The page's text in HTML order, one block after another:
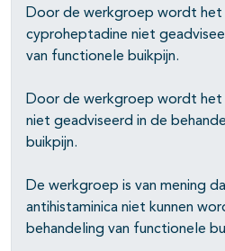
open- en dichtklappen
Door de werkgroep wordt het
cyproheptadine niet
van functionele buikpijn.
Door de werkgroep wordt
niet geadviseerd in de
buikpijn.
De werkgroep is van mening
antihistaminica niet kunnen
behandeling van functionele